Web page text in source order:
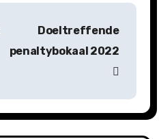
Doeltreffende
penaltybokaal 2022